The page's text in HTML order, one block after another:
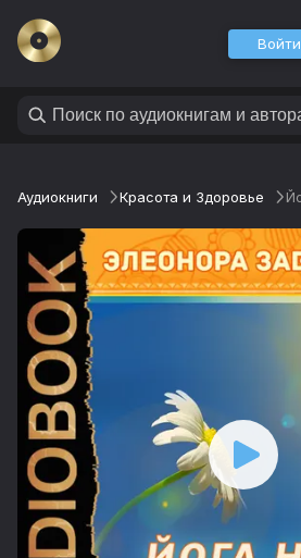
Войти
Аудиокниги Красота и Здоровье